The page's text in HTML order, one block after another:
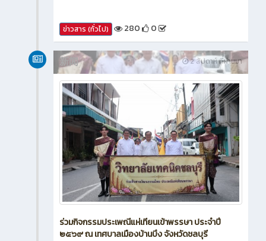
ข่าวสาร (ทั่วไป) 280 0
2 สัปดาห์ ที่ผ่านมา
新闻
ร่วมกิจกรรมประเพณีแห่เทียนเข้าพรรษา ประจำปี
๒๕๖๙ ณ เทศบาลเมืองบ้านบึง จังหวัดชลบุรี